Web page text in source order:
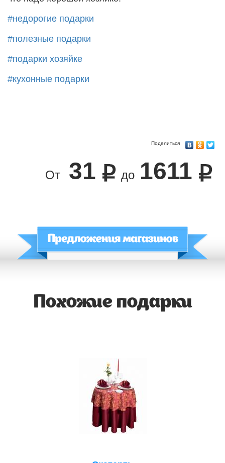
#недорогие подарки
#полезные подарки
#подарки хозяйке
#кухонные подарки
Поделиться
От 31 до 1611
Похожие подарки